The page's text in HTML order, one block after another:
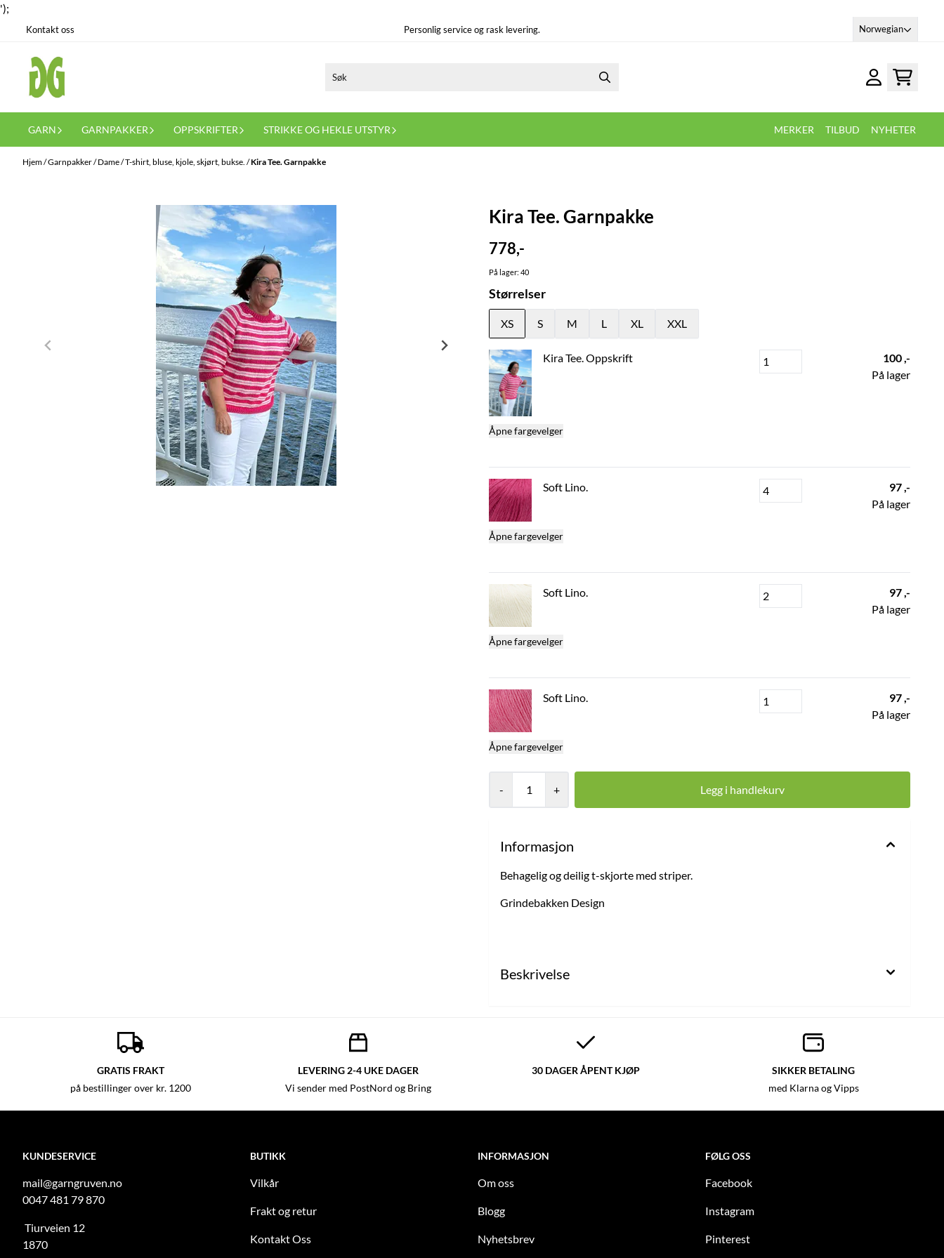
');
Hopp til innhold
Kontakt oss Personlig service og rask levering. Norwegian
GARN GARNPAKKER OPPSKRIFTER STRIKKE OG HEKLE UTSTYR MERKER TILBUD NYHETER
Hjem/Garnpakker/Dame/T-shirt, bluse, kjole, skjørt, bukse. /Kira Tee. Garnpakke
Kira Tee. Garnpakke
778,-
På lager: 40
Størrelser
XS S M L XL XXL
Kira Tee. Oppskrift
100 ,-
På lager
Åpne fargevelger
Soft Lino.
97 ,-
På lager
Åpne fargevelger
Soft Lino.
97 ,-
På lager
Åpne fargevelger
Soft Lino.
97 ,-
På lager
Åpne fargevelger
- + Legg i handlekurv
Informasjon
Behagelig og deilig t-skjorte med striper.
Grindebakken Design
Beskrivelse
GRATIS FRAKT
på bestillinger over kr. 1200
LEVERING 2-4 UKE DAGER
Vi sender med PostNord og Bring
30 DAGER ÅPENT KJØP SIKKER BETALING
med Klarna og Vipps
KUNDESERVICE
mail@garngruven.no
0047 481 79 870
Tiurveien 12
1870
BUTIKK
Vilkår
Frakt og retur
Kontakt Oss
INFORMASJON
Om oss
Blogg
Nyhetsbrev
FØLG OSS
Facebook
Instagram
Pinterest